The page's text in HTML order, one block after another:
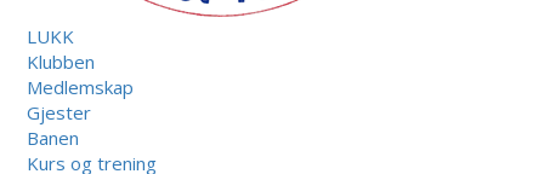
LUKK
Klubben
Medlemskap
Gjester
Banen
Kurs og trening